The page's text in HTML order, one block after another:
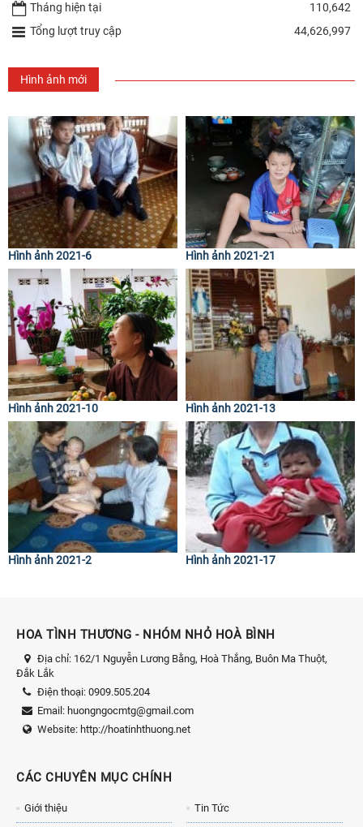
Tháng hiện tại
110,642
Tổng lượt truy cập
44,626,997
Hình ảnh mới
Hình ảnh 2021-6 Hình ảnh 2021-21
Hình ảnh 2021-10 Hình ảnh 2021-13
Hình ảnh 2021-2 Hình ảnh 2021-17
HOA TÌNH THƯƠNG - NHÓM NHỎ HOÀ BÌNH
Địa chỉ: 162/1 Nguyễn Lương Bằng, Hoà Thắng, Buôn Ma Thuột,
Đắk Lắk
Điện thoại: 0909.505.204
Email: huongngocmtg@gmail.com
Website: http://hoatinhthuong.net
CÁC CHUYÊN MỤC CHÍNH
Giới thiệu Tin Tức